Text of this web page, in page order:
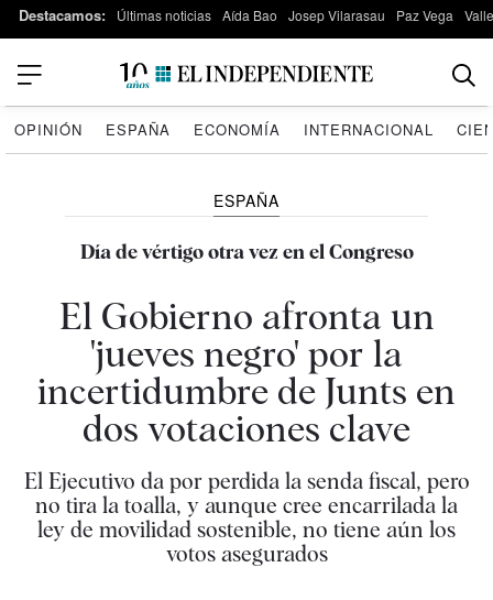
Destacamos: Últimas noticias Aída Bao Josep Vilarasau Paz Vega
OPINIÓN ESPAÑA ECONOMÍA INTERNACIONAL
ESPAÑA
Día de vértigo otra vez en el Congreso
El Gobierno afronta un
'jueves negro' por la
incertidumbre de Junts en
dos votaciones clave
El Ejecutivo da por perdida la senda fiscal, pero
no tira la toalla, y aunque cree encarrilada la
ley de movilidad sostenible, no tiene aún los
votos asegurados